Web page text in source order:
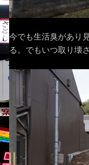
今でも生活臭があり
る。でもいつ取り壊